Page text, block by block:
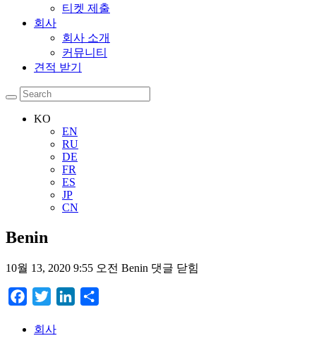
티켓 제출
회사
회사 소개
커뮤니티
견적 받기
KO
EN
RU
DE
FR
ES
JP
CN
Benin
10월 13, 2020 9:55 오전 Benin 댓글 닫힘
Facebook
Twitter LinkedIn
회사